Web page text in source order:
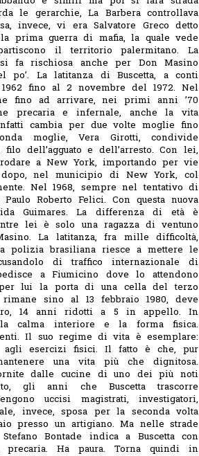
le gerarchie, La Barbera controllava
invece, vi era Salvatore Greco detto
prima guerra di mafia, la quale vede
il territorio palermitano. La
fa rischiosa anche per Don Masino
po’. La latitanza di Buscetta, a conti
fino al 2 novembre del 1972. Nel
fino ad arrivare, nei primi anni ’70
precaria e infernale, anche la vita
cambia per due volte moglie fino
moglie, Vera Girotti, condivide
filo dell’agguato e dell’arresto. Con lei,
a New York, importando per vie
nel municipio di New York, col
Nel 1968, sempre nel tentativo di
Roberto Felici. Con questa nuova
Guimares. La differenza di età è
lei è solo una ragazza di ventuno
La latitanza, fra mille difficoltà,
polizia brasiliana riesce a mettere le
di traffico internazionale di
a Fiumicino dove lo attendono
lui la porta di una cella del terzo
sino al 13 febbraio 1980, deve
14 anni ridotti a 5 in appello. In
calma interiore e la forma fisica.
Il suo regime di vita è esemplare:
agli esercizi fisici. Il fatto è che, pur
una vita più che dignitosa.
dalle cucine di uno dei più noti
gli anni che Buscetta trascorre
uccisi magistrati, investigatori,
invece, sposa per la seconda volta
presso un artigiano.Ma nelle strade
Bontade indica a Buscetta con
Ha paura. Torna quindi in